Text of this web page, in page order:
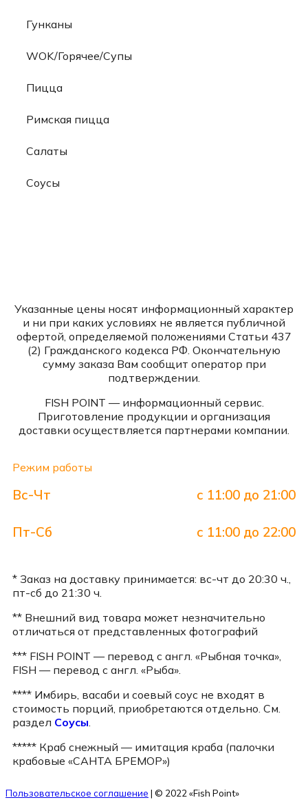
Гунканы
WOK/Горячее/Супы
Пицца
Римская пицца
Салаты
Соусы
Указанные цены носят информационный характер
и ни при каких условиях не является публичной
офертой, определяемой положениями Статьи 437
(2) Гражданского кодекса РФ. Окончательную
сумму заказа Вам сообщит оператор при
подтверждении.
FISH POINT — информационный сервис.
Приготовление продукции и организация
доставки осуществляется партнерами компании.
Режим работы
Вс-Чт с 11:00 до 21:00
Пт-Сб с 11:00 до 22:00
* Заказ на доставку принимается: вс-чт до 20:30 ч.,
пт-сб до 21:30 ч.
** Внешний вид товара может незначительно
отличаться от представленных фотографий
*** FISH POINT — перевод с англ. «Рыбная точка»,
FISH — перевод с англ. «Рыба».
**** Имбирь, васаби и соевый соус не входят в
стоимость порций, приобретаются отдельно. См.
раздел Соусы
***** Краб снежный — имитация краба (палочки
крабовые «САНТА БРЕМОР»)
Пользовательское соглашение | © 2022 «Fish Point»